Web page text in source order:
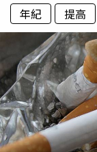
年紀
提高